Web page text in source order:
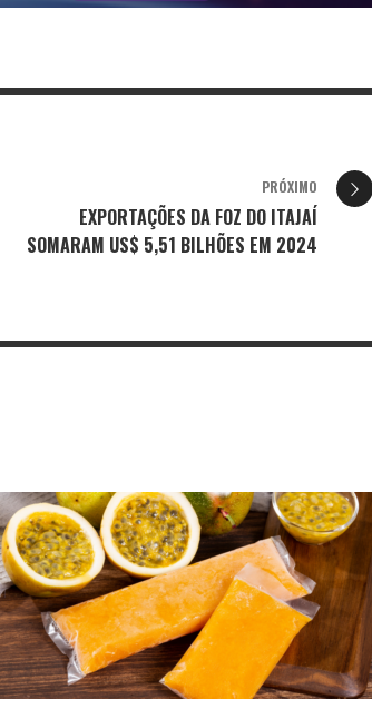
PRÓXIMO
EXPORTAÇÕES DA FOZ DO ITAJAÍ
SOMARAM US$ 5,51 BILHÕES EM 2024